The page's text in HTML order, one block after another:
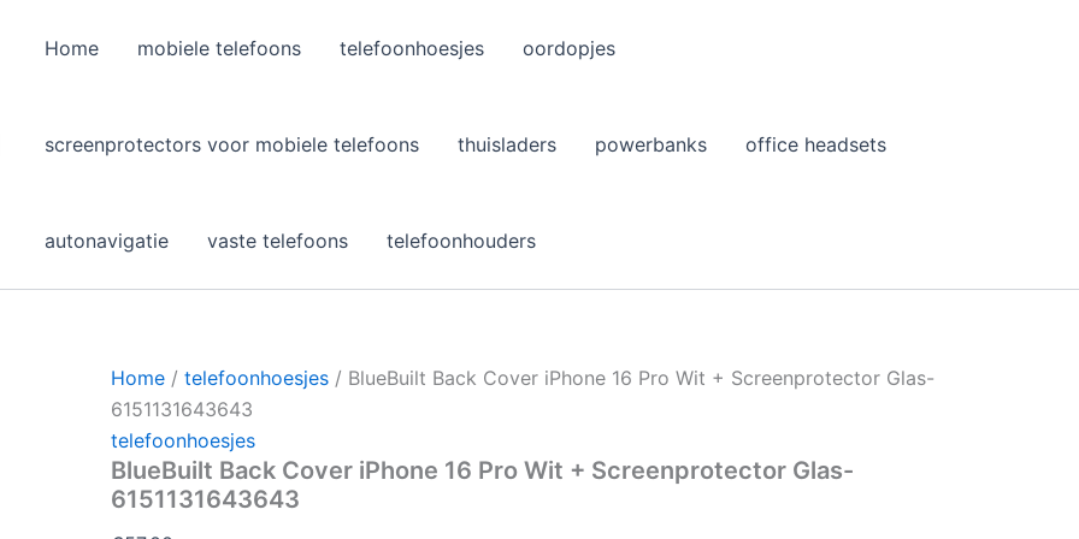
Home mobiele telefoons telefoonhoesjes oordopjes
screenprotectors voor mobiele telefoons thuisladers powerbanks office headsets
autonavigatie vaste telefoons telefoonhouders
Home / telefoonhoesjes / BlueBuilt Back Cover iPhone 16 Pro Wit + Screenprotector Glas-
6151131643643
telefoonhoesjes
BlueBuilt Back Cover iPhone 16 Pro Wit + Screenprotector Glas-
6151131643643